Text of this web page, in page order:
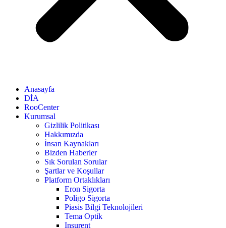
Anasayfa
DİA
RooCenter
Kurumsal
Gizlilik Politikası
Hakkımızda
İnsan Kaynakları
Bizden Haberler
Sık Sorulan Sorular
Şartlar ve Koşullar
Platform Ortaklıkları
Eron Sigorta
Poligo Sigorta
Piasis Bilgi Teknolojileri
Tema Optik
Insurent